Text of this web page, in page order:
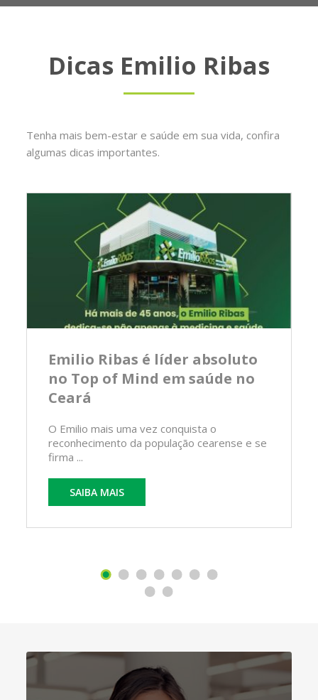
Dicas Emilio Ribas
Tenha mais bem-estar e saúde em sua vida, confira
algumas dicas importantes.
Emilio Ribas é líder absoluto
no Top of Mind em saúde no
Ceará
O Emilio mais uma vez conquista o
reconhecimento da população cearense e se
firma ...
SAIBA MAIS